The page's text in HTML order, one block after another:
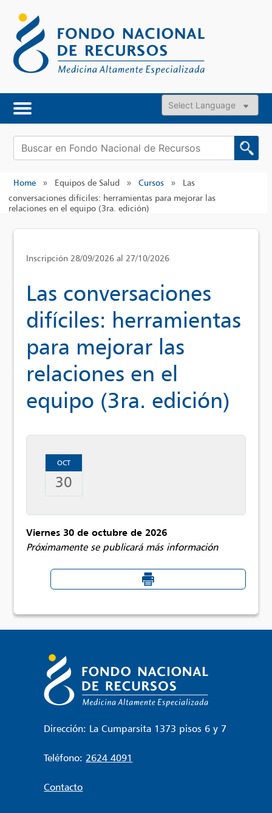
content
Powered by
Buscar:
Home » Equipos de Salud » Cursos »
Las
conversaciones difíciles: herramientas para mejorar las
relaciones en el equipo (3ra. edición)
Inscripción 28/09/2026 al 27/10/2026
Las conversaciones
difíciles: herramientas
para mejorar las
relaciones en el
equipo (3ra. edición)
OCT
30
Viernes 30 de octubre de 2026
Próximamente se publicará más información
Dirección: La Cumparsita 1373 pisos 6 y 7
Teléfono: 2624 4091
Contacto